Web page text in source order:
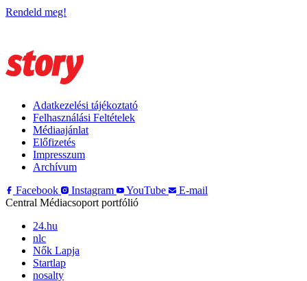
Rendeld meg!
Adatkezelési tájékoztató
Felhasználási Feltételek
Médiaajánlat
Előfizetés
Impresszum
Archívum
Facebook
Instagram YouTube
E-mail
Central Médiacsoport portfólió
24.hu
nlc
Nők Lapja
Startlap
nosalty